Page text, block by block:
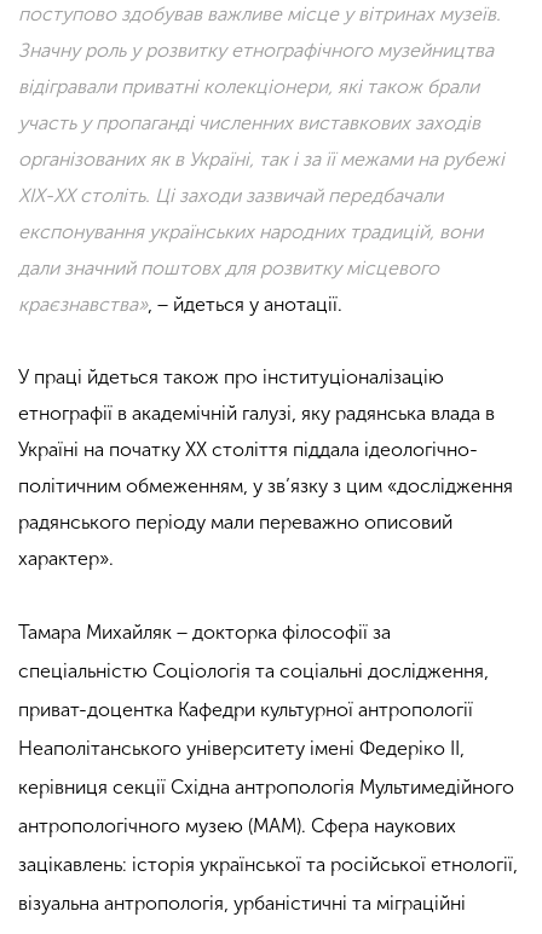
поступово здобував важливе місце у вітринах музеїв.
Значну роль у розвитку етнографічного музейництва
відігравали приватні колекціонери, які також брали
участь у пропаганді численних виставкових заходів
організованих як в Україні, так і за її межами на рубежі
ХІХ-XX століть. Ці заходи зазвичай передбачали
експонування українських народних традицій, вони
дали значний поштовх для розвитку місцевого
краєзнавства», − йдеться у анотації.
У праці йдеться також про інституціоналізацію
етнографії в академічній галузі, яку радянська влада в
Україні на початку ХХ століття піддала ідеологічно-
політичним обмеженням, у зв’язку з цим «дослідження
радянського періоду мали переважно описовий
характер».
Тамара Михайляк − докторка філософії за
спеціальністю Соціологія та соціальні дослідження,
приват-доцентка Кафедри культурної антропології
Неаполітанського університету імені Федеріко II,
керівниця секції Східна антропологія Мультимедійного
антропологічного музею (МАМ). Сфера наукових
зацікавлень: історія української та російської етнології,
візуальна антропологія, урбаністичні та міграційні